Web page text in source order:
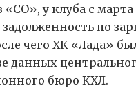
у клуба с марта
по
чего ХК «Лада»
данных
бюро КХЛ.